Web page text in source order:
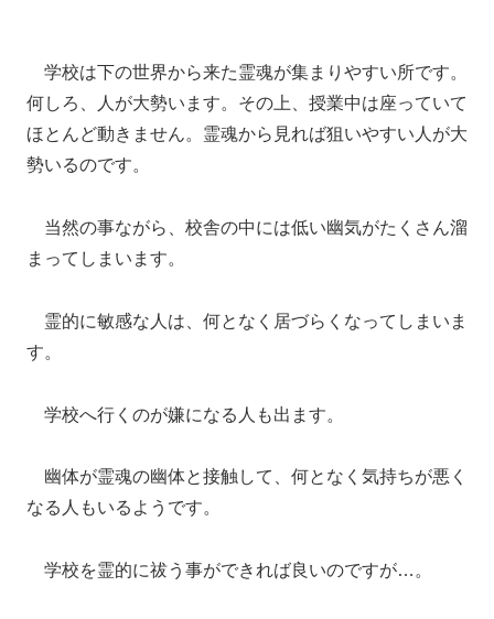
学校は下の世界から来た霊魂が集まりやすい所です。
何しろ、人が大勢います。その上、授業中は座っていて
ほとんど動きません。霊魂から見れば狙いやすい人が大
勢いるのです。
当然の事ながら、校舎の中には低い幽気がたくさん溜
まってしまいます。
霊的に敏感な人は、何となく居づらくなってしまいま
す。
学校へ行くのが嫌になる人も出ます。
幽体が霊魂の幽体と接触して、何となく気持ちが悪く
なる人もいるようです。
学校を霊的に祓う事ができれば良いのですが…。